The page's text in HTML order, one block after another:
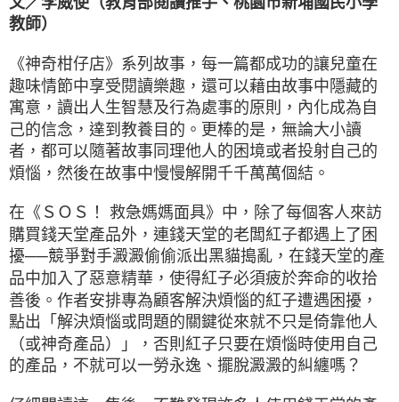
教師）
《神奇柑仔店》系列故事，每一篇都成功的讓兒童在
趣味情節中享受閱讀樂趣，還可以藉由故事中隱藏的
寓意，讀出人生智慧及行為處事的原則，內化成為自
己的信念，達到教養目的。更棒的是，無論大小讀
者，都可以隨著故事同理他人的困境或者投射自己的
煩惱，然後在故事中慢慢解開千千萬萬個結。
在《ＳＯＳ！ 救急媽媽面具》中，除了每個客人來訪
購買錢天堂產品外，連錢天堂的老闆紅子都遇上了困
擾──競爭對手澱澱偷偷派出黑貓搗亂，在錢天堂的產
品中加入了惡意精華，使得紅子必須疲於奔命的收拾
善後。作者安排專為顧客解決煩惱的紅子遭遇困擾，
點出「解決煩惱或問題的關鍵從來就不只是倚靠他人
（或神奇產品）」，否則紅子只要在煩惱時使用自己
的產品，不就可以一勞永逸、擺脫澱澱的糾纏嗎？